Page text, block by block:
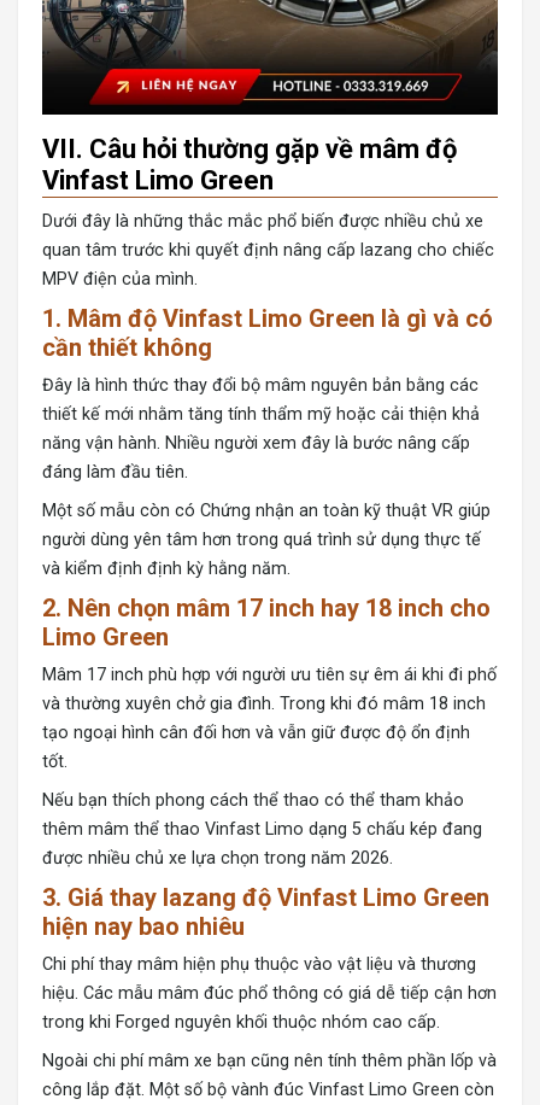
VII. Câu hỏi thường gặp về mâm độ
Vinfast Limo Green
Dưới đây là những thắc mắc phổ biến được nhiều chủ xe
quan tâm trước khi quyết định nâng cấp lazang cho chiếc
MPV điện của mình.
1. Mâm độ Vinfast Limo Green là gì và có
cần thiết không
Đây là hình thức thay đổi bộ mâm nguyên bản bằng các
thiết kế mới nhằm tăng tính thẩm mỹ hoặc cải thiện khả
năng vận hành. Nhiều người xem đây là bước nâng cấp
đáng làm đầu tiên.
Một số mẫu còn có Chứng nhận an toàn kỹ thuật VR giúp
người dùng yên tâm hơn trong quá trình sử dụng thực tế
và kiểm định định kỳ hằng năm.
2. Nên chọn mâm 17 inch hay 18 inch cho
Limo Green
Mâm 17 inch phù hợp với người ưu tiên sự êm ái khi đi phố
và thường xuyên chở gia đình. Trong khi đó mâm 18 inch
tạo ngoại hình cân đối hơn và vẫn giữ được độ ổn định
tốt.
Nếu bạn thích phong cách thể thao có thể tham khảo
thêm mâm thể thao Vinfast Limo dạng 5 chấu kép đang
được nhiều chủ xe lựa chọn trong năm 2026.
3. Giá thay lazang độ Vinfast Limo Green
hiện nay bao nhiêu
Chi phí thay mâm hiện phụ thuộc vào vật liệu và thương
hiệu. Các mẫu mâm đúc phổ thông có giá dễ tiếp cận hơn
trong khi Forged nguyên khối thuộc nhóm cao cấp.
Ngoài chi phí mâm xe bạn cũng nên tính thêm phần lốp và
công lắp đặt. Một số bộ vành đúc Vinfast Limo Green còn